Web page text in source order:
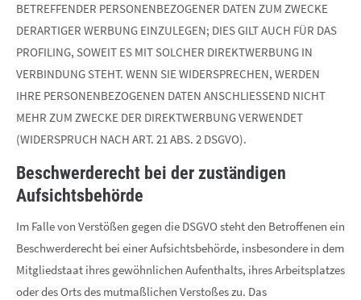
BETREFFENDER PERSONENBEZOGENER DATEN ZUM ZWECKE
DERARTIGER WERBUNG EINZULEGEN; DIES GILT AUCH FÜR DAS
PROFILING, SOWEIT ES MIT SOLCHER DIREKTWERBUNG IN
VERBINDUNG STEHT. WENN SIE WIDERSPRECHEN, WERDEN
IHRE PERSONENBEZOGENEN DATEN ANSCHLIESSEND NICHT
MEHR ZUM ZWECKE DER DIREKTWERBUNG VERWENDET
(WIDERSPRUCH NACH ART. 21 ABS. 2 DSGVO).
Beschwerde­recht bei der zuständigen
Aufsichts­behörde
Im Falle von Verstößen gegen die DSGVO steht den Betroffenen ein
Beschwerderecht bei einer Aufsichtsbehörde, insbesondere in dem
Mitgliedstaat ihres gewöhnlichen Aufenthalts, ihres Arbeitsplatzes
oder des Orts des mutmaßlichen Verstoßes zu. Das